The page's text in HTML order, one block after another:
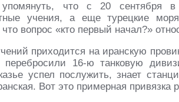
упомянуть, что с 20 сентября
учения, а еще турецкие
вопрос «кто первый начал?»
приходится на иранскую
16-ю танковую
успел послужить, знает
Вот это примерная привязка